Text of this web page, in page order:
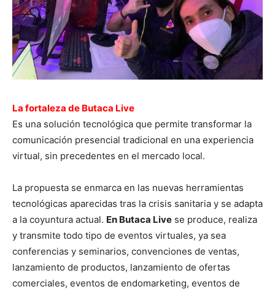
La fortaleza de Butaca Live
Es una solución tecnológica que permite transformar la
comunicación presencial tradicional en una experiencia
virtual, sin precedentes en el mercado local.
La propuesta se enmarca en las nuevas herramientas
tecnológicas aparecidas tras la crisis sanitaria y se adapta
a la coyuntura actual. En Butaca Live se produce, realiza
y transmite todo tipo de eventos virtuales, ya sea
conferencias y seminarios, convenciones de ventas,
lanzamiento de productos, lanzamiento de ofertas
comerciales, eventos de endomarketing, eventos de